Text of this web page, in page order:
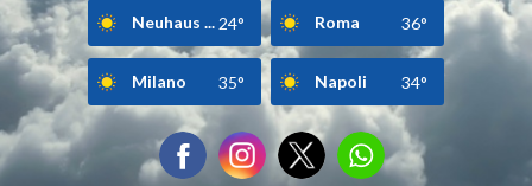
Neuhaus ... 24° Roma 36°
Milano 35° Napoli 34°